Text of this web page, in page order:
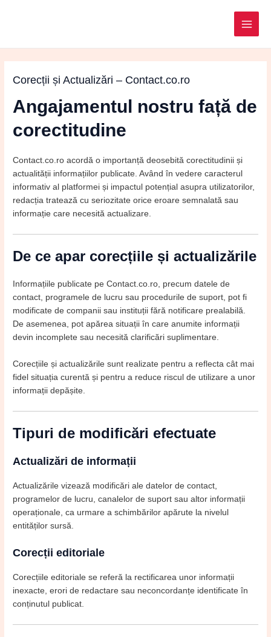
Corecții și Actualizări – Contact.co.ro
Angajamentul nostru față de
corectitudine
Contact.co.ro acordă o importanță deosebită corectitudinii și
actualității informațiilor publicate. Având în vedere caracterul
informativ al platformei și impactul potențial asupra utilizatorilor,
redacția tratează cu seriozitate orice eroare semnalată sau
informație care necesită actualizare.
De ce apar corecțiile și actualizările
Informațiile publicate pe Contact.co.ro, precum datele de
contact, programele de lucru sau procedurile de suport, pot fi
modificate de companii sau instituții fără notificare prealabilă.
De asemenea, pot apărea situații în care anumite informații
devin incomplete sau necesită clarificări suplimentare.
Corecțiile și actualizările sunt realizate pentru a reflecta cât mai
fidel situația curentă și pentru a reduce riscul de utilizare a unor
informații depășite.
Tipuri de modificări efectuate
Actualizări de informații
Actualizările vizează modificări ale datelor de contact,
programelor de lucru, canalelor de suport sau altor informații
operaționale, ca urmare a schimbărilor apărute la nivelul
entităților sursă.
Corecții editoriale
Corecțiile editoriale se referă la rectificarea unor informații
inexacte, erori de redactare sau neconcordanțe identificate în
conținutul publicat.